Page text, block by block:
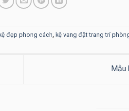
kệ đẹp phong cách, kệ vang đặt trang trí
Mẫu